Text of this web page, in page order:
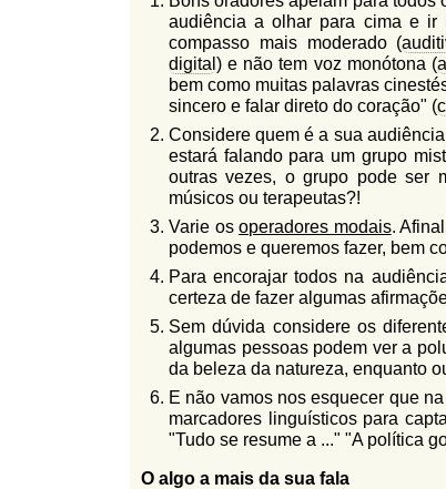
audiência a olhar para cima e ir
compasso mais moderado (
digital ) e não tem voz monótona (
bem como muitas palavras
sincero e falar direto do coração" (
Considere quem é a sua
estará falando para um grupo
outras vezes, o grupo pode ser
músicos ou terapeutas?!
Varie osoperadores modais.
podemos e queremos fazer, bem
Para encorajar todos na
certeza de fazer algumas
Sem dúvida considere os
algumas pessoas podem ver a
da beleza da natureza, enquanto
E não vamos nos esquecer que
marcadores linguísticos para
"Tudo se resume a ..." "A política
O algo a mais da sua fala